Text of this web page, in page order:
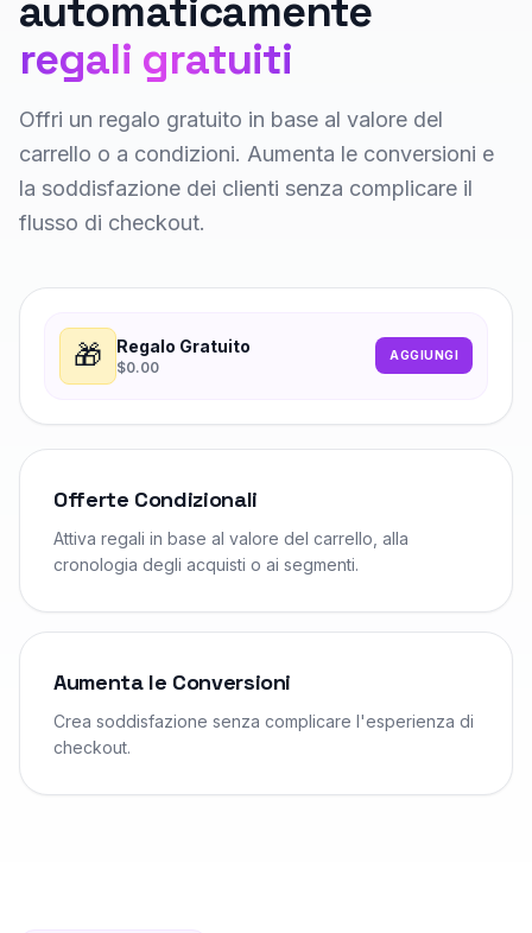
automaticamente
regali gratuiti
Offri un regalo gratuito in base al valore del
carrello o a condizioni. Aumenta le conversioni e
la soddisfazione dei clienti senza complicare il
flusso di checkout.
🎁 Regalo Gratuito
$0.00
AGGIUNGI
Offerte Condizionali
Attiva regali in base al valore del carrello, alla
cronologia degli acquisti o ai segmenti.
Aumenta le Conversioni
Crea soddisfazione senza complicare l'esperienza di
checkout.